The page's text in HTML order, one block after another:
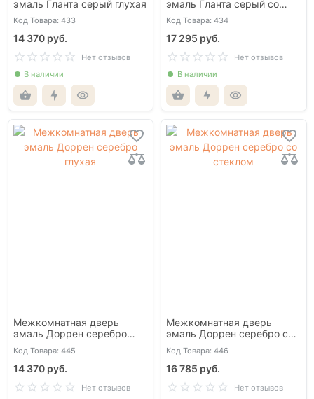
эмаль Гланта серый глухая
Код Товара: 433
14 370 руб.
Нет отзывов
В наличии
эмаль Гланта серый со
стеклом
Код Товара: 434
17 295 руб.
Нет отзывов
В наличии
Межкомнатная дверь
эмаль Доррен серебро
Код Товара: 445
14 370 руб.
Нет отзывов
Межкомнатная дверь
эмаль Доррен серебро со
Код Товара: 446
16 785 руб.
Нет отзывов